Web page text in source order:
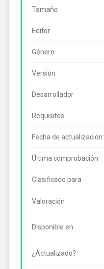
Tamaño
Editor
Género
Versión
Desarrollador
Requisitos
Fecha de actualización:
Última comprobación
Clasificado para
Valoración
Disponible en
¿Actualizado?